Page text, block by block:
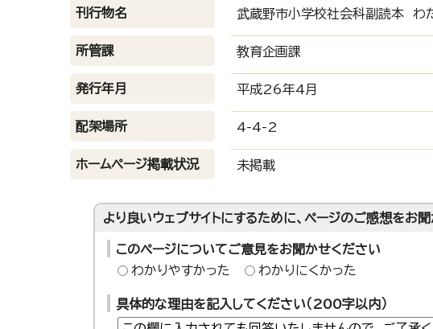
刊行物名 武蔵野市小学校社会科副読本
所管課 教育企画課
発行年月 平成26年4月
配架場所 4-4-2
ホームページ掲載状況 未掲載
より良いウェブサイトにするために、ページのご感想をお
このページについてご意見をお聞かせください
わかりやすかった
わかりにくかった
具体的な理由を記入してください（200字以内）